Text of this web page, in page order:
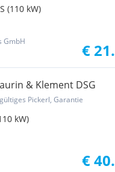
(110 kW)
GmbH
€
& Klement DSG
Pickerl, Garantie
kW)
€